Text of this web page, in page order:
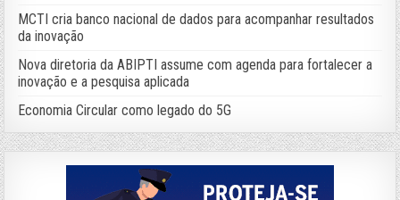
MCTI cria banco nacional de dados para acompanhar resultados
da inovação
Nova diretoria da ABIPTI assume com agenda para fortalecer a
inovação e a pesquisa aplicada
Economia Circular como legado do 5G